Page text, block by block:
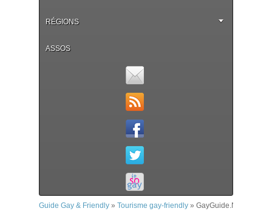
RÉGIONS
ASSOS
Guide Gay & Friendly » Tourisme gay-friendly » GayGuide.Net